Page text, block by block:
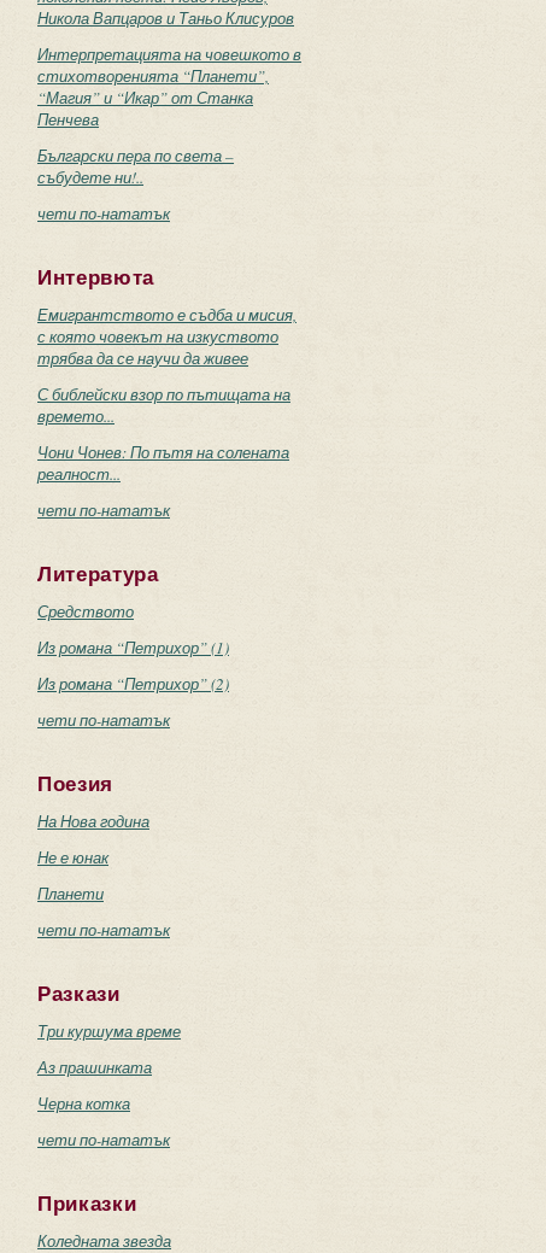
Никола Вапцаров и Таньо Клисуров
Интерпретацията на човешкото в
стихотворенията “Планети”,
“Магия” и “Икар” от Станка
Пенчева
Български пера по света –
събудете ни!..
чети по-нататък
Интервюта
Емигрантството е съдба и мисия,
с която човекът на изкуството
трябва да се научи да живее
С библейски взор по пътищата на
времето...
Чони Чонев: По пътя на солената
реалност...
чети по-нататък
Литература
Средството
Из романа “Петрихор” (1)
Из романа “Петрихор” (2)
чети по-нататък
Поезия
На Нова година
Не е юнак
Планети
чети по-нататък
Разкази
Три куршума време
Аз прашинката
Черна котка
чети по-нататък
Приказки
Коледната звезда